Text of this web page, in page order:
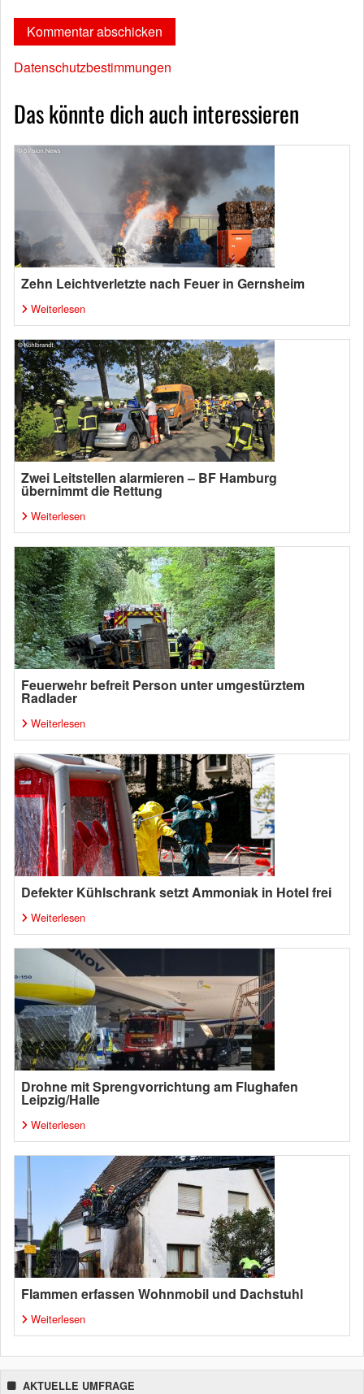
Datenschutzbestimmungen
Das könnte dich auch interessieren
Zehn Leichtverletzte nach Feuer in Gernsheim
Weiterlesen
Zwei Leitstellen alarmieren – BF Hamburg
übernimmt die Rettung
Weiterlesen
Feuerwehr befreit Person unter umgestürztem
Radlader
Weiterlesen
Defekter Kühlschrank setzt Ammoniak in Hotel frei
Weiterlesen
Drohne mit Sprengvorrichtung am Flughafen
Leipzig/Halle
Weiterlesen
Flammen erfassen Wohnmobil und Dachstuhl
Weiterlesen
AKTUELLE UMFRAGE